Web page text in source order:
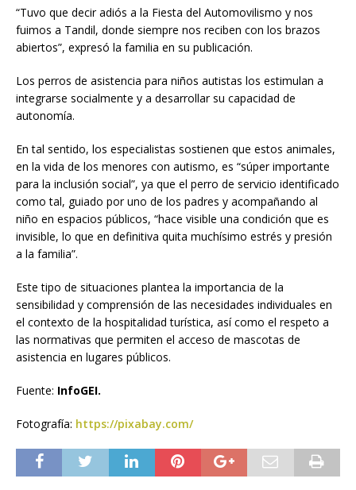
“Tuvo que decir adiós a la Fiesta del Automovilismo y nos
fuimos a Tandil, donde siempre nos reciben con los brazos
abiertos”, expresó la familia en su publicación.
Los perros de asistencia para niños autistas los estimulan a
integrarse socialmente y a desarrollar su capacidad de
autonomía.
En tal sentido, los especialistas sostienen que estos animales,
en la vida de los menores con autismo, es “súper importante
para la inclusión social”, ya que el perro de servicio identificado
como tal, guiado por uno de los padres y acompañando al
niño en espacios públicos, “hace visible una condición que es
invisible, lo que en definitiva quita muchísimo estrés y presión
a la familia”.
Este tipo de situaciones plantea la importancia de la
sensibilidad y comprensión de las necesidades individuales en
el contexto de la hospitalidad turística, así como el respeto a
las normativas que permiten el acceso de mascotas de
asistencia en lugares públicos.
Fuente: InfoGEI.
Fotografía: https://pixabay.com/